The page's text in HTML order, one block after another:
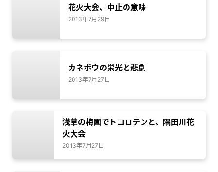
花火大会、中止の意味
2013年7月29日
カネボウの栄光と悲劇
2013年7月27日
浅草の梅園でトコロテンと、隅田川花
火大会
2013年7月27日